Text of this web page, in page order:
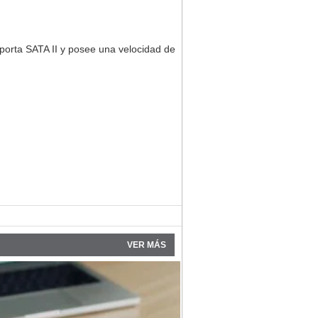
SATA II y posee una velocidad de
VER MÁS